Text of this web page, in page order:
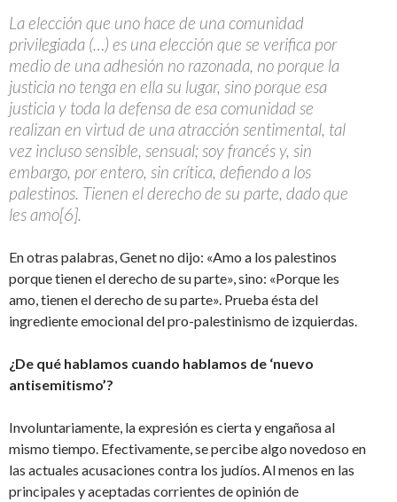
La elección que uno hace de una comunidad
privilegiada (…) es una elección que se verifica por
medio de una adhesión no razonada, no porque la
justicia no tenga en ella su lugar, sino porque esa
justicia y toda la defensa de esa comunidad se
realizan en virtud de una atracción sentimental, tal
vez incluso sensible, sensual; soy francés y, sin
embargo, por entero, sin crítica, defiendo a los
palestinos. Tienen el derecho de su parte, dado que
les amo[6].
En otras palabras, Genet no dijo: «Amo a los palestinos
porque tienen el derecho de su parte», sino: «Porque les
amo, tienen el derecho de su parte». Prueba ésta del
ingrediente emocional del pro-palestinismo de izquierdas.
¿De qué hablamos cuando hablamos de ‘nuevo
antisemitismo’?
Involuntariamente, la expresión es cierta y engañosa al
mismo tiempo. Efectivamente, se percibe algo novedoso en
las actuales acusaciones contra los judíos. Al menos en las
principales y aceptadas corrientes de opinión de